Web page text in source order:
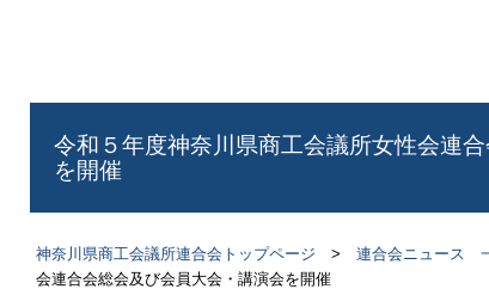
令和５年度神奈川県商工会議所女性会連
を開催
神奈川県商工会議所連合会トップページ > 連合会ニュース
会連合会総会及び会員大会・講演会を開催